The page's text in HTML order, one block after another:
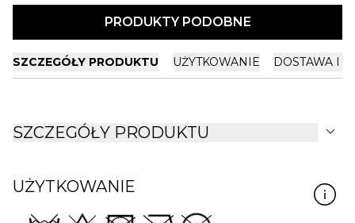
PRODUKTY PODOBNE
SZCZEGÓŁY PRODUKTU UŻYTKOWANIE DOSTAWA I
SZCZEGÓŁY PRODUKTU expand_more
UŻYTKOWANIE